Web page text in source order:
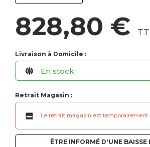
828,80 €
Livraison à Domicile :
En stock
Retrait Magasin :
Le retrait magasin est temporairement
ÊTRE INFORMÉ D'UNE BAISSE